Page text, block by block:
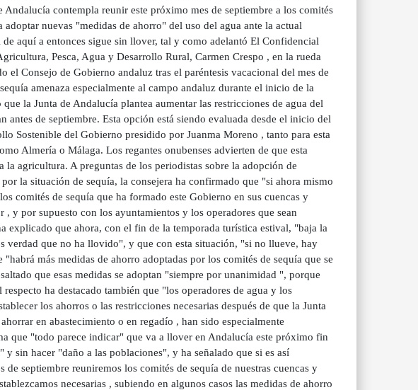
contempla reunir este próximo mes de septiembre a los comités
nuevas "medidas de ahorro" del uso del agua ante la actual
aquí a entonces sigue sin llover, tal y como adelantó El Confidencial
Pesca, Agua y Desarrollo Rural, Carmen Crespo , en la rueda
el Consejo de Gobierno andaluz tras el paréntesis vacacional del mes de
amenaza especialmente al campo andaluz durante el inicio de la
la Junta de Andalucía plantea aumentar las restricciones de agua del
de septiembre. Esta opción está siendo evaluada desde el inicio del
Sostenible del Gobierno presidido por Juanma Moreno , tanto para esta
Almería o Málaga. Los regantes onubenses advierten de que esta
agricultura. A preguntas de los periodistas sobre la adopción de
la situación de sequía, la consejera ha confirmado que "si ahora mismo
comités de sequía que ha formado este Gobierno en sus cuencas y
y por supuesto con los ayuntamientos y los operadores que sean
explicado que ahora, con el fin de la temporada turística estival, "baja la
verdad que no ha llovido", y que con esta situación, "si no llueve, hay
más medidas de ahorro adoptadas por los comités de sequía que se
que esas medidas se adoptan "siempre por unanimidad ", porque
ha destacado también que "los operadores de agua y los
los ahorros o las restricciones necesarias después de que la Junta
en abastecimiento o en regadío , han sido especialmente
que "todo parece indicar" que va a llover en Andalucía este próximo fin
sin hacer "daño a las poblaciones", y ha señalado que si es así
septiembre reuniremos los comités de sequía de nuestras cuencas y
necesarias , subiendo en algunos casos las medidas de ahorro